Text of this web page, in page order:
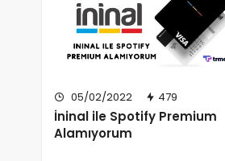
05/02/2022 479
İninal ile Spotify Premium
Alamıyorum